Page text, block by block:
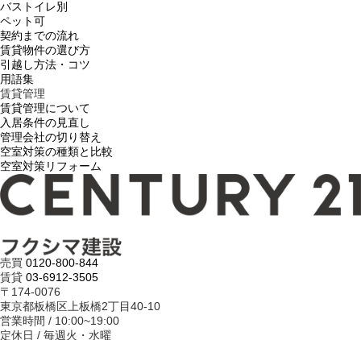
バストイレ別
ペット可
契約までの流れ
賃貸物件の選び方
引越し方法・コツ
用語集
賃貸管理
賃貸管理について
入居条件の見直し
管理会社の切り替え
空室対策の種類と比較
空室対策リフォーム
売買 0120-800-844
賃貸 03-6912-3505
〒174-0076
東京都板橋区上板橋2丁目40-10
営業時間 / 10:00~19:00
定休日 / 毎週火・水曜